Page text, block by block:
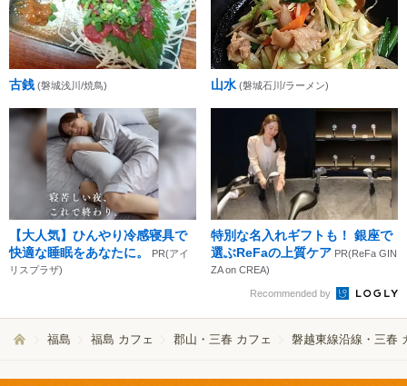
古銭 (磐城浅川/焼鳥) 山水 (磐城石川/ラーメン)
【大人気】ひんやり冷感寝具で
快適な睡眠をあなたに。
PR(アイ
リスプラザ)
特別な名入れギフトも！ 銀座で
選ぶReFaの上質ケア PR(ReFa GIN
ZA on CREA)
Recommended by
福島 福島 カフェ 郡山・三春 カフェ 磐越東線沿線・三春